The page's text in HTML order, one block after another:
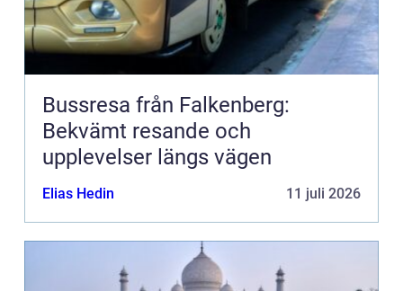
Bussresa från Falkenberg:
Bekvämt resande och
upplevelser längs vägen
Elias Hedin 11 juli 2026